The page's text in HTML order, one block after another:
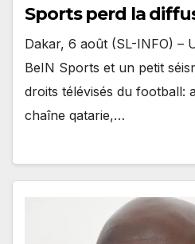
Sports perd la
Dakar, 6 août (SL-INFO) –
BeIN Sports et un petit
droits télévisés du football:
chaîne qatarie,…